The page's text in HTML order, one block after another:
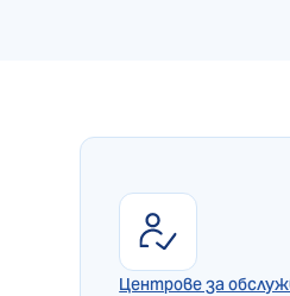
Центрове за